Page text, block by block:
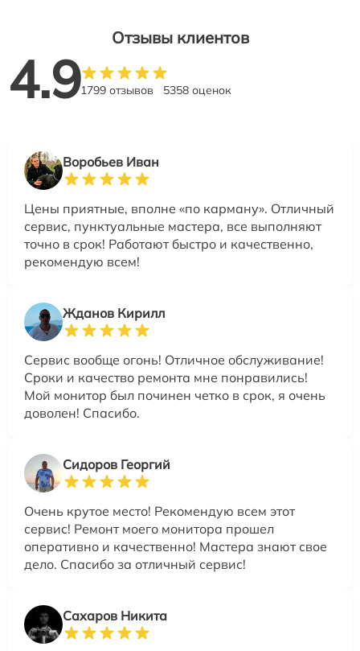
Отзывы клиентов
4.91799 отзывов 5358 оценок
Воробьев Иван
Цены приятные, вполне «по карману». Отличный
сервис, пунктуальные мастера, все выполняют
точно в срок! Работают быстро и качественно,
рекомендую всем!
Жданов Кирилл
Сервис вообще огонь! Отличное обслуживание!
Сроки и качество ремонта мне понравились!
Мой монитор был починен четко в срок, я очень
доволен! Спасибо.
Сидоров Георгий
Очень крутое место! Рекомендую всем этот
сервис! Ремонт моего монитора прошел
оперативно и качественно! Мастера знают свое
дело. Спасибо за отличный сервис!
Сахаров Никита